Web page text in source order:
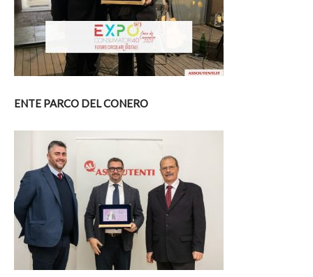
ENTE PARCO DEL CONERO